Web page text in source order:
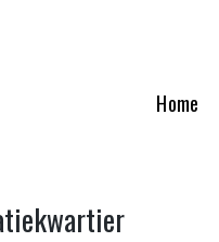
Home